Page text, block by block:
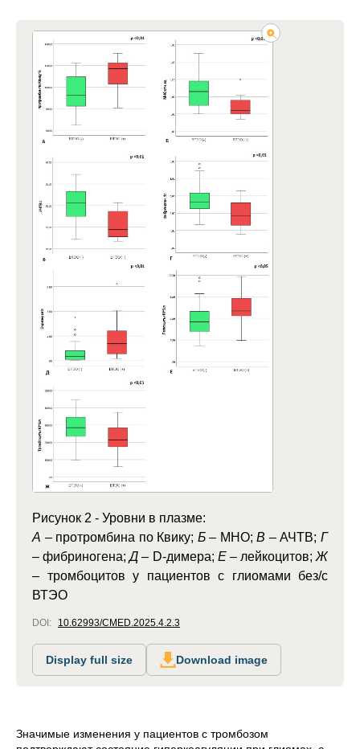
Рисунок 2 - Уровни в плазме:
А – протромбина по Квику; Б– МНО;В – АЧТВ;Г
– фибриногена;Д – D-димера; Е– лейкоцитов; Ж
– тромбоцитов у пациентов с глиомами без/с
ВТЭО
DOI: 10.62993/CMED.2025.4.2.3
Display full size Download image
Значимые изменения у пациентов с тромбозом